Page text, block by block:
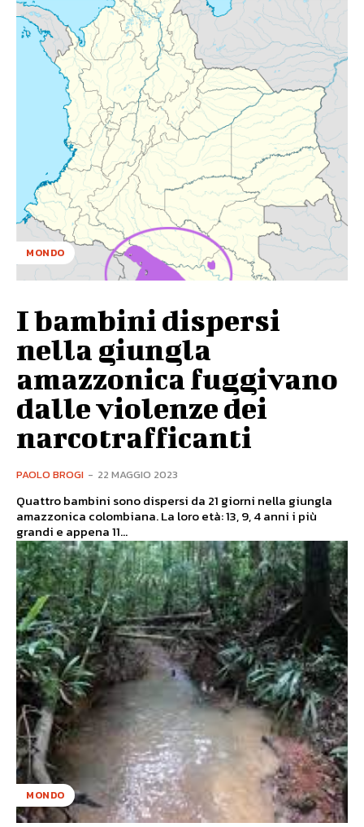
MONDO
I bambini dispersi
nella giungla
amazzonica fuggivano
dalle violenze dei
narcotrafficanti
PAOLO BROGI - 22 MAGGIO 2023
Quattro bambini sono dispersi da 21 giorni nella giungla
amazzonica colombiana. La loro età: 13, 9, 4 anni i più
grandi e appena 11...
MONDO